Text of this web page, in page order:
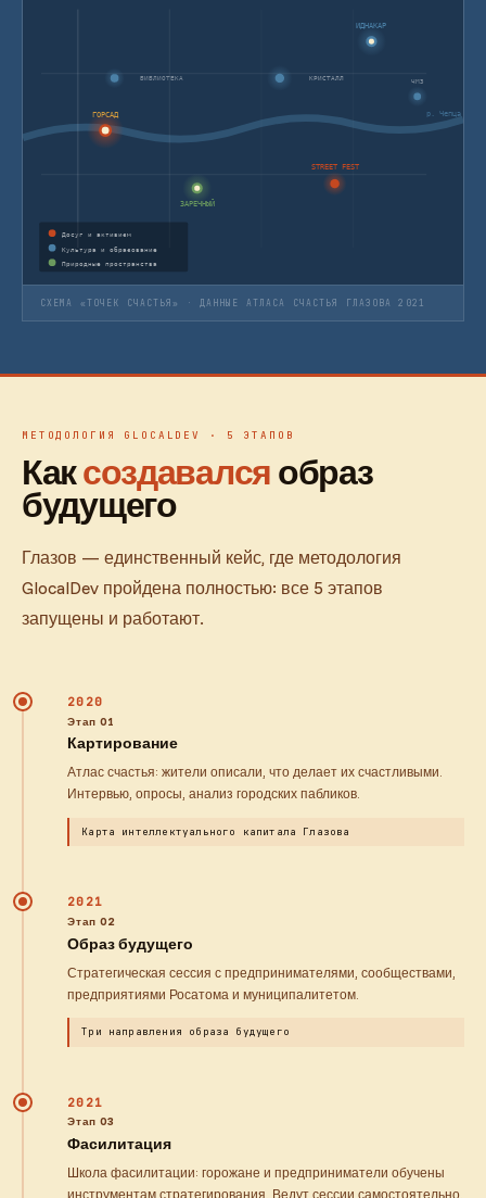
ГОРСАД
ИДНАКАР
КРИСТАЛЛ
ЗАРЕЧНЫЙ
БИБЛИОТЕКА
STREET FEST
ЧМЗ
Досуг и активизм
Культура и образование
Природные пространства
р. Чепца
СХЕМА «ТОЧЕК СЧАСТЬЯ» · ДАННЫЕ АТЛАСА СЧАСТЬЯ ГЛАЗОВА 2021
МЕТОДОЛОГИЯ GLOCALDEV · 5 ЭТАПОВ
Каксоздавался образ
будущего
Глазов — единственный кейс, где методология
GlocalDev пройдена полностью: все 5 этапов
запущены и работают.
2020
Этап 01
Картирование
Атлас счастья: жители описали, что делает их счастливыми.
Интервью, опросы, анализ городских пабликов.
Карта интеллектуального капитала Глазова
2021
Этап 02
Образ будущего
Стратегическая сессия с предпринимателями, сообществами,
предприятиями Росатома и муниципалитетом.
Три направления образа будущего
2021
Этап 03
Фасилитация
Школа фасилитации: горожане и предприниматели обучены
инструментам стратегирования. Ведут сессии самостоятельно.